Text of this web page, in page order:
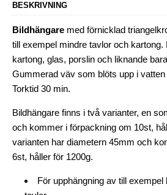
BESKRIVNING
Bildhängare med förnicklad
till exempel mindre tavlor och kartong.
kartong, glas, porslin och liknande
Gummerad väv som blöts upp i vatten
Torktid 30 min.
Bildhängare finns i två varianter, en
och kommer i förpackning om 10st,
varianten har diametern 45mm och
6st, håller för 1200g.
För upphängning av till